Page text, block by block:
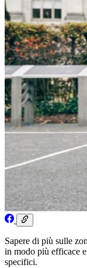
Sapere di più sulle
in modo più efficace
specifici.